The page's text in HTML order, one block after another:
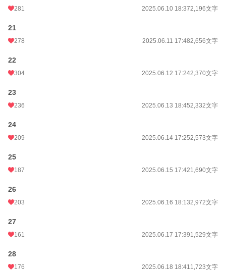
281 2025.06.10 18:372,196文字
21
278 2025.06.11 17:482,656文字
22
304 2025.06.12 17:242,370文字
23
236 2025.06.13 18:452,332文字
24
209 2025.06.14 17:252,573文字
25
187 2025.06.15 17:421,690文字
26
203 2025.06.16 18:132,972文字
27
161 2025.06.17 17:391,529文字
28
176 2025.06.18 18:411,723文字